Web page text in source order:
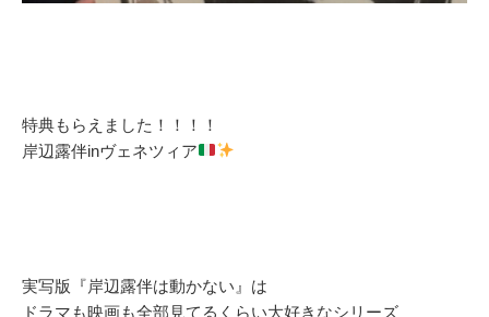
特典もらえました！！！！
岸辺露伴inヴェネツィア
実写版『岸辺露伴は動かない』は
ドラマも映画も全部見てるくらい大好きなシリーズ